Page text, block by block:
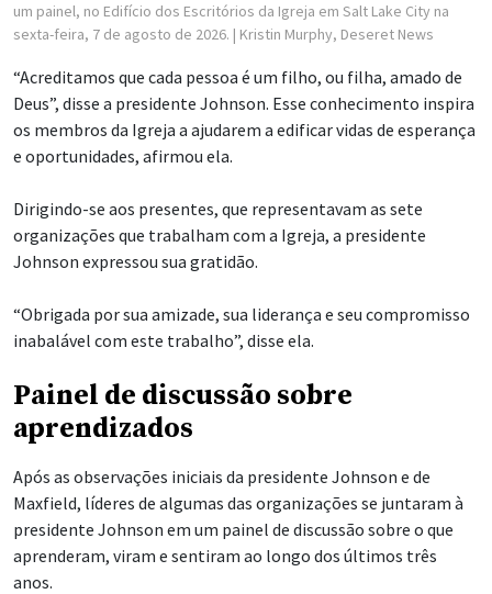
um painel, no Edifício dos Escritórios da Igreja em Salt Lake City na
sexta-feira, 7 de agosto de 2026. | Kristin Murphy, Deseret News
“Acreditamos que cada pessoa é um filho, ou filha, amado de
Deus”, disse a presidente Johnson. Esse conhecimento inspira
os membros da Igreja a ajudarem a edificar vidas de esperança
e oportunidades, afirmou ela.
Dirigindo-se aos presentes, que representavam as sete
organizações que trabalham com a Igreja, a presidente
Johnson expressou sua gratidão.
“Obrigada por sua amizade, sua liderança e seu compromisso
inabalável com este trabalho”, disse ela.
Painel de discussão sobre
aprendizados
Após as observações iniciais da presidente Johnson e de
Maxfield, líderes de algumas das organizações se juntaram à
presidente Johnson em um painel de discussão sobre o que
aprenderam, viram e sentiram ao longo dos últimos três
anos.